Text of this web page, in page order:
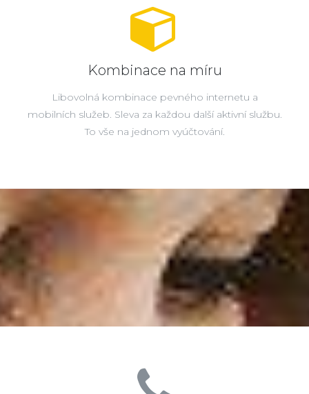
Kombinace na míru
Libovolná kombinace pevného internetu a
mobilních služeb. Sleva za každou další aktivní službu.
To vše na jednom vyúčtování.